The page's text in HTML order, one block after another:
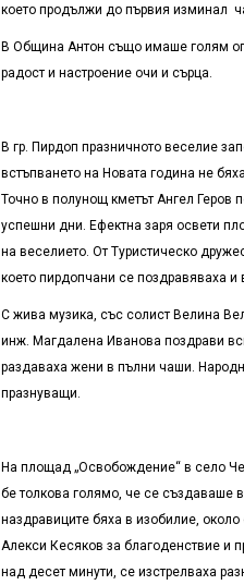
което продължи до първия изминал
В Община Антон също имаше голям
радост и настроение очи и сърца.
В гр. Пирдоп празничното веселие
встъпването на Новата година не
Точно в полунощ кметът Ангел Геров
успешни дни. Ефектна заря освети
на веселието. От Туристическо
което пирдопчани се поздравяваха и
С жива музика, със солист Велина
инж. Магдалена Иванова поздрави
раздаваха жени в пълни чаши.
празнуващи.
На площад „Освобождение“ в село
бе толкова голямо, че се създаваше
наздравиците бяха в изобилие,
Алекси Кесяков за благоденствие и
над десет минути, се изстрелваха